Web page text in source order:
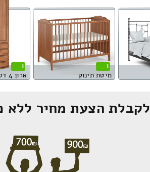
1
מיטת תינוק
1
ארון 4 דלתות
לקבלת הצעת מחיר ללא